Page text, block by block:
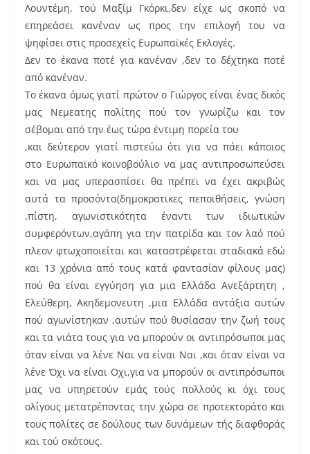
Λουντέμη, τού Μαξίμ Γκόρκι,δεν είχε ως σκοπό να
επηρεάσει κανέναν ως προς την επιλογή του να
ψηφίσει στις προσεχείς Ευρωπαϊκές Εκλογές.
Δεν το έκανα ποτέ για κανέναν ,δεν το δέχτηκα ποτέ
από κανέναν.
Το έκανα όμως γιατί πρώτον ο Γιώργος είναι ένας δικός
μας Νεμεατης πολίτης πού τον γνωρίζω και τον
σέβομαι από την έως τώρα έντιμη πορεία του
,και δεύτερον γιατί πιστεύω ότι για να πάει κάποιος
στο Ευρωπαϊκό κοινοβούλιο να μας αντιπροσωπεύσει
και να μας υπερασπίσει θα πρέπει να έχει ακριβώς
αυτά τα προσόντα(δημοκρατικες πεποιθήσεις, γνώση
,πίστη, αγωνιστικότητα έναντι των ιδιωτικών
συμφερόντων,αγάπη για την πατρίδα και τον λαό πού
πλεον φτωχοποιείται και καταστρέφεται σταδιακά εδώ
και 13 χρόνια από τους κατά φαντασίαν φίλους μας)
πού θα είναι εγγύηση για μια Ελλάδα Ανεξάρτητη ,
Ελεύθερη, Ακηδεμονευτη ,μια Ελλάδα αντάξια αυτών
πού αγωνίστηκαν ,αυτών πού θυσίασαν την ζωή τους
και τα νιάτα τους για να μπορούν οι αντιπρόσωποι μας
όταν είναι να λένε Ναι να είναι Ναι ,και όταν είναι να
λένε Όχι να είναι Οχι,για να μπορούν οι αντιπρόσωποι
μας να υπηρετούν εμάς τούς πολλούς κι όχι τους
ολίγους μετατρέποντας την χώρα σε προτεκτοράτο και
τους πολίτες σε δούλους των δυνάμεων τής διαφθοράς
και τού σκότους.